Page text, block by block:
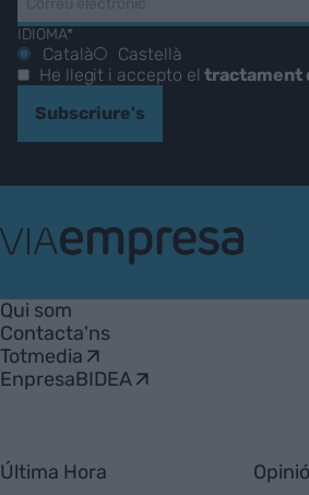
IDIOMA*
Català
Castellà
He llegit i accepto eltractament
Subscriure's
Empresa
Qui som
Contacta'ns
Totmedia
EnpresaBIDEA
Última Hora Opinió